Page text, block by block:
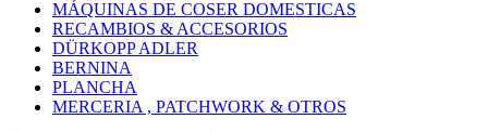
MÁQUINAS DE COSER DOMESTICAS
RECAMBIOS & ACCESORIOS
DÜRKOPP ADLER
BERNINA
PLANCHA
MERCERIA , PATCHWORK & OTROS